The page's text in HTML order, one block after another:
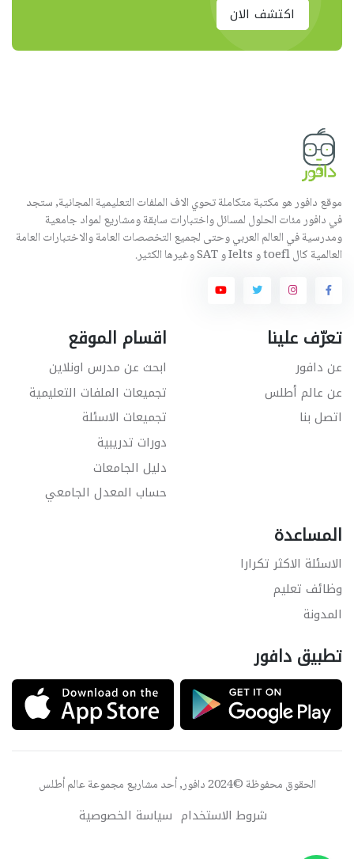
اكتشف الان
موقع دافور هو مكتبة متكاملة تحوي الاف الملفات التعليمية المجانية, ستجد
في دافور مئات الحلول لمسائل واختبارات سابقة ومشاريع لمواد جامعية
ومدرسية في العالم العربي وحتى لجميع التخصصات العامة والاختبارات العامة
العالمية كال toefl و Ielts و SAT وغيرها الكثير.
تعرّف علينا
عن دافور
عن عالم أطلس
اتصل بنا
اقسام الموقع
ابحث عن مدرس اونلاين
تجميعات الملفات التعليمية
تجميعات الاسئلة
دورات تدريبية
دليل الجامعات
حساب المعدل الجامعي
المساعدة
الاسئلة الاكثر تكرارا
وظائف تعليم
المدونة
تطبيق دافور
الحقوق محفوظة ©2024 دافور, أحد مشاريع مجموعة عالم أطلس
شروط الاستخدام سياسة الخصوصية